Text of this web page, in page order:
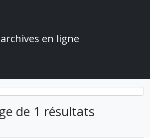
en ligne
de 1 résultats